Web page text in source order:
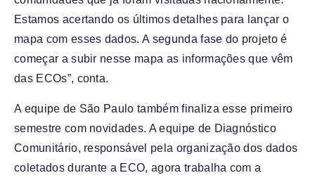
Estamos acertando os últimos detalhes para lançar o
mapa com esses dados. A segunda fase do projeto é
começar a subir nesse mapa as informações que vêm
das ECOs”, conta.
A equipe de São Paulo também finaliza esse primeiro
semestre com novidades. A equipe de Diagnóstico
Comunitário, responsável pela organização dos dados
coletados durante a ECO, agora trabalha com a